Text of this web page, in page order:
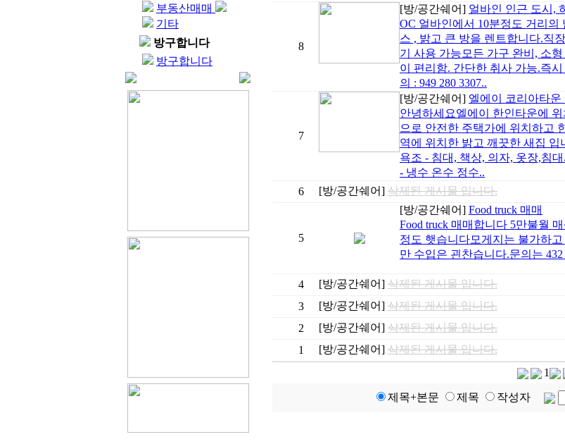
부동산매매
기타
방구합니다
방구합니다
8
[방/공간쉐어] 얼바인 인근 도시,
OC 얼바인에서 10분정도 거리
스 , 밝고 큰 방을 렌트합니다.직
기 사용 가능모든 가구 완비, 소
이 편리함. 간단한 취사 가능.즉
의 : 949 280 3307..
7
[방/공간쉐어] 엘에이 코리아타
안녕하세요엘에이 한인타운에
으로 안전한 주택가에 위치하고
역에 위치한 밝고 깨끗한 새집
욕조 - 침대, 책상, 의자, 옷장,침
- 냉수 온수 정수..
6
[방/공간쉐어] 삭제된 게시물 입니다.
5
[방/공간쉐어] Food truck 매매
Food truck 매매합니다 5만불월
정도 햇습니다모게지는 불가하
만 수입은 괸찬습니다.문의는 432
4 [방/공간쉐어] 삭제된 게시물 입니다.
3
[방/공간쉐어] 삭제된 게시물 입니다.
2
[방/공간쉐어] 삭제된 게시물 입니다.
1
[방/공간쉐어] 삭제된 게시물 입니다.
1
제목+본문 제목 작성자